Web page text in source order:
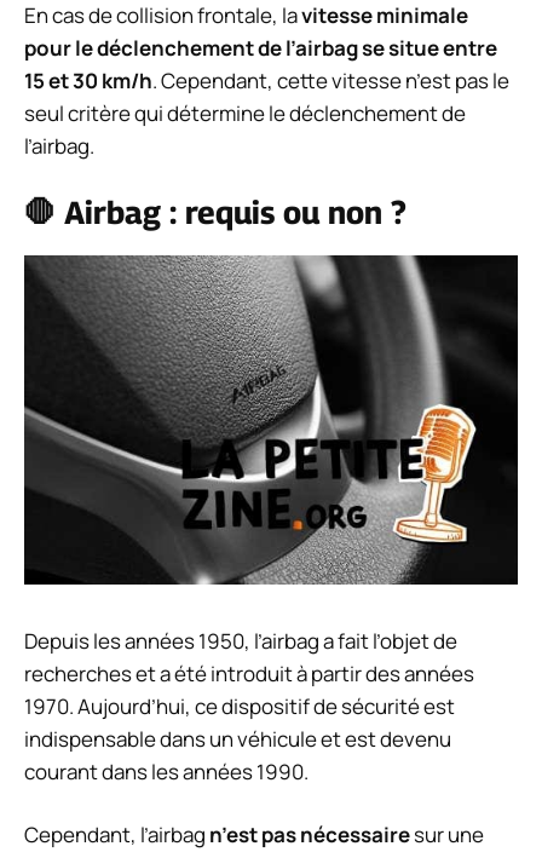
En cas de collision frontale, lavitesse minimale
pour le déclenchement de l’airbag se situe entre
15 et 30 km/h. Cependant, cette vitesse n’est pas le
seul critère qui détermine le déclenchement de
l’airbag.
🛑 Airbag : requis ou non ?
Depuis les années 1950, l’airbag a fait l’objet de
recherches et a été introduit à partir des années
1970. Aujourd’hui, ce dispositif de sécurité est
indispensable dans un véhicule et est devenu
courant dans les années 1990.
Cependant, l’airbag n’est pas nécessairesur une